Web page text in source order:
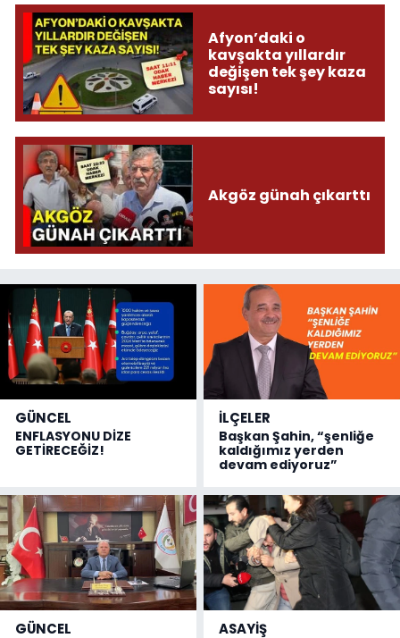
Afyon’daki o
kavşakta yıllardır
değişen tek şey kaza
sayısı!
Akgöz günah çıkarttı
GÜNCEL
ENFLASYONU DİZE
GETİRECEĞİZ!
İLÇELER
Başkan Şahin, “şenliğe
kaldığımız yerden
devam ediyoruz”
GÜNCEL ASAYİŞ